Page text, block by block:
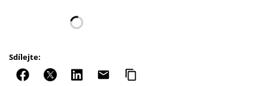
Sdílejte: